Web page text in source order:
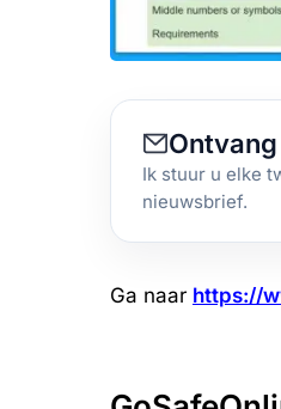
Ik stuur u elke
nieuwsbrief.
Ga naar https://